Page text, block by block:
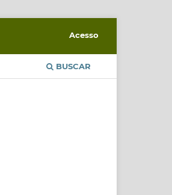
BUSCAR
Acesso